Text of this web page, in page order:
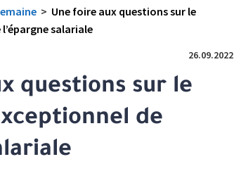
> Une foire aux questions sur le
salariale
26.09.2022
questions sur le
de